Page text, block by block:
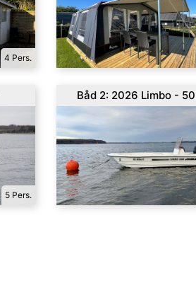
4 Pers.
5 Pers.
Båd 2: 2026 Limbo -